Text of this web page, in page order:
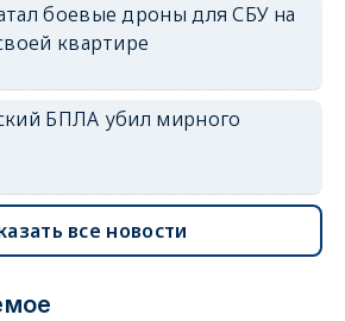
боевые дроны для СБУ на
квартире
БПЛА убил мирного
все новости